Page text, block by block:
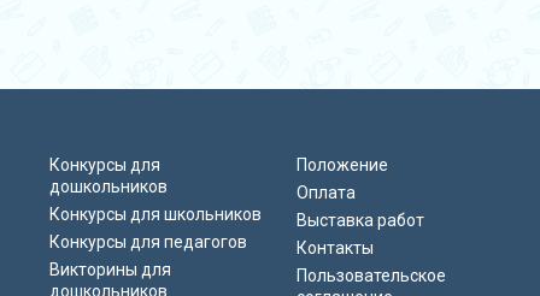
Конкурсы для
дошкольников
Конкурсы для школьников
Конкурсы для педагогов
Викторины для
дошкольников
Положение
Оплата
Выставка работ
Контакты
Пользовательское